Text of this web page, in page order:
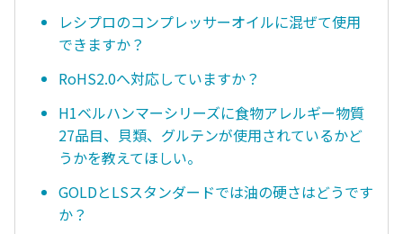
レシプロのコンプレッサーオイルに混ぜて使用
できますか？
RoHS2.0へ対応していますか？
H1ベルハンマーシリーズに食物アレルギー物質
27品目、貝類、グルテンが使用されているかど
うかを教えてほしい。
GOLDとLSスタンダードでは油の硬さはどうです
か？